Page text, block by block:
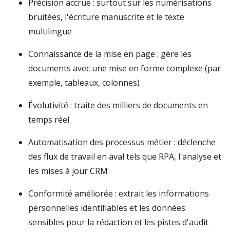
Précision accrue : surtout sur les numérisations
bruitées, l'écriture manuscrite et le texte
multilingue
Connaissance de la mise en page : gère les
documents avec une mise en forme complexe (par
exemple, tableaux, colonnes)
Évolutivité : traite des milliers de documents en
temps réel
Automatisation des processus métier : déclenche
des flux de travail en aval tels que RPA, l'analyse et
les mises à jour CRM
Conformité améliorée : extrait les informations
personnelles identifiables et les données
sensibles pour la rédaction et les pistes d'audit